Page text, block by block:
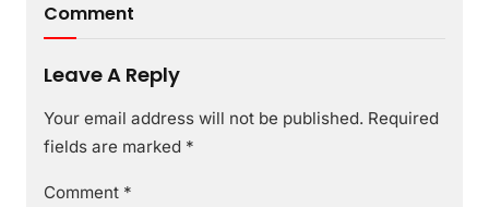
Comment
Leave A Reply
Your email address will not be published. Required
fields are marked *
Comment *